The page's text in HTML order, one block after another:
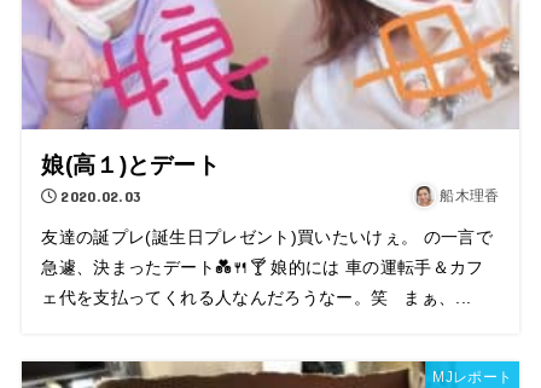
娘(高１)とデート
2020.02.03 船木理香
友達の誕プレ(誕生日プレゼント)買いたいけぇ。 の一言で
急遽、決まったデート💑🍴🍸 娘的には 車の運転手＆カフ
ェ代を支払ってくれる人なんだろうなー。笑 まぁ、...
MJレポート